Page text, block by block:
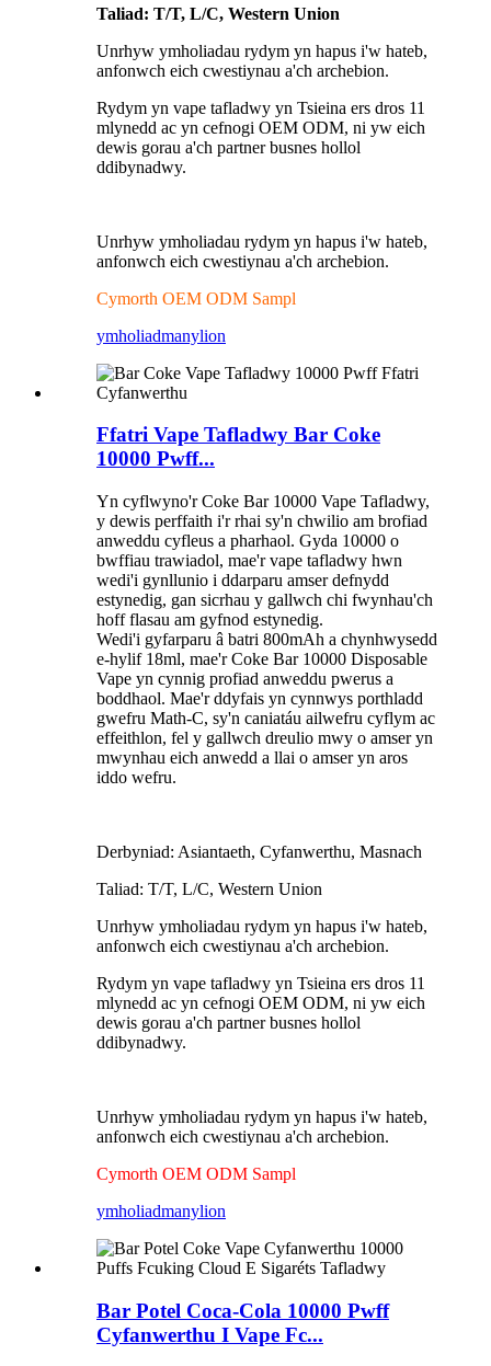
Taliad: T/T, L/C, Western Union
Unrhyw ymholiadau rydym yn hapus i'w hateb,
anfonwch eich cwestiynau a'ch archebion.
Rydym yn vape tafladwy yn Tsieina ers dros 11
mlynedd ac yn cefnogi OEM ODM, ni yw eich
dewis gorau a'ch partner busnes hollol
ddibynadwy.
Unrhyw ymholiadau rydym yn hapus i'w hateb,
anfonwch eich cwestiynau a'ch archebion.
Cymorth OEM ODM Sampl
ymholiadmanylion
Ffatri Vape Tafladwy Bar Coke
10000 Pwff...
Yn cyflwyno'r Coke Bar 10000 Vape Tafladwy,
y dewis perffaith i'r rhai sy'n chwilio am brofiad
anweddu cyfleus a pharhaol. Gyda 10000 o
bwffiau trawiadol, mae'r vape tafladwy hwn
wedi'i gynllunio i ddarparu amser defnydd
estynedig, gan sicrhau y gallwch chi fwynhau'ch
hoff flasau am gyfnod estynedig.
Wedi'i gyfarparu â batri 800mAh a chynhwysedd
e-hylif 18ml, mae'r Coke Bar 10000 Disposable
Vape yn cynnig profiad anweddu pwerus a
boddhaol. Mae'r ddyfais yn cynnwys porthladd
gwefru Math-C, sy'n caniatáu ailwefru cyflym ac
effeithlon, fel y gallwch dreulio mwy o amser yn
mwynhau eich anwedd a llai o amser yn aros
iddo wefru.
Derbyniad: Asiantaeth, Cyfanwerthu, Masnach
Taliad: T/T, L/C, Western Union
Unrhyw ymholiadau rydym yn hapus i'w hateb,
anfonwch eich cwestiynau a'ch archebion.
Rydym yn vape tafladwy yn Tsieina ers dros 11
mlynedd ac yn cefnogi OEM ODM, ni yw eich
dewis gorau a'ch partner busnes hollol
ddibynadwy.
Unrhyw ymholiadau rydym yn hapus i'w hateb,
anfonwch eich cwestiynau a'ch archebion.
Cymorth OEM ODM Sampl
ymholiadmanylion
Bar Potel Coca-Cola 10000 Pwff
Cyfanwerthu I Vape Fc...